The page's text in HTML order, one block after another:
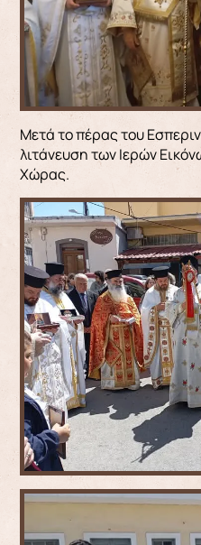
Μετά το πέρας του
λιτάνευση των Ιερών
Χώρας.